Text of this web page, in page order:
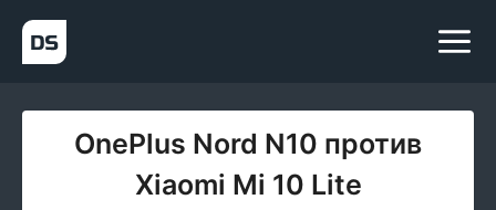
OnePlus Nord N10 против
Xiaomi Mi 10 Lite